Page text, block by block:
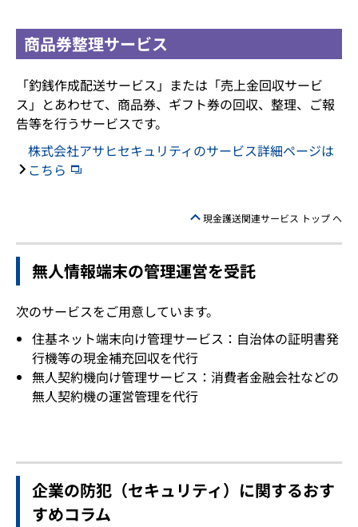
商品券整理サービス
「釣銭作成配送サービス」または「売上金回収サービ
ス」とあわせて、商品券、ギフト券の回収、整理、ご報
告等を行うサービスです。
株式会社アサヒセキュリティのサービス詳細ページは
こちら
現金護送関連サービス トップ へ
無人情報端末の管理運営を受託
次のサービスをご用意しています。
住基ネット端末向け管理サービス：自治体の証明書発
行機等の現金補充回収を代行
無人契約機向け管理サービス：消費者金融会社などの
無人契約機の運営管理を代行
企業の防犯（セキュリティ）に関するおす
すめコラム